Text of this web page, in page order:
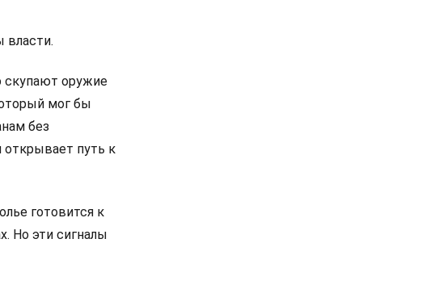
власти.
скупают оружие
мог бы
без
открывает путь к
готовится к
Но эти сигналы